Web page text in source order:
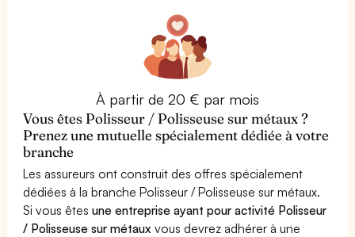
À partir de 20 € par mois
Vous êtes Polisseur / Polisseuse sur métaux ?
Prenez une mutuelle spécialement dédiée à votre
branche
Les assureurs ont construit des offres spécialement
dédiées à la branche Polisseur / Polisseuse sur métaux.
Si vous êtesune entreprise ayant pour activité Polisseur
/ Polisseuse sur métaux vous devrez adhérer à une